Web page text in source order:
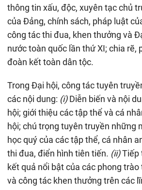
thông tin xấu, độc, xuyên tạc chủ
của Đảng, chính sách, pháp luật
công tác thi đua, khen thưởng và
nước toàn quốc lần thứ XI; chia rẽ,
đoàn kết toàn dân tộc.
Trong Đại hội, công tác tuyên
các nội dung: (i)Diễn biến và nội
hội; giới thiệu các tập thể và cá
hội; chú trọng tuyên truyền những
học quý của các tập thể, cá nhân
thi đua, điển hình tiên tiến. (ii)Tiếp
kết quả nổi bật của các phong
và công tác khen thưởng trên các